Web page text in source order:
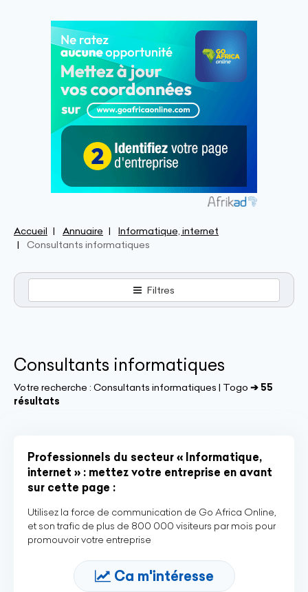
Accueil Annuaire
Informatique, internet
Consultants informatiques
Filtres
Consultants informatiques
Votre recherche : Consultants informatiques | Togo ➔ 55
résultats
Professionnels du secteur « Informatique,
internet » : mettez votre entreprise en avant
sur cette page :
Utilisez la force de communication de Go Africa Online,
et son trafic de plus de 800 000 visiteurs par mois pour
promouvoir votre entreprise
Ca m'intéresse